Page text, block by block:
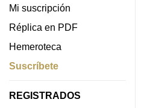
Mi suscripción
Réplica en PDF
Hemeroteca
Suscríbete
REGISTRADOS